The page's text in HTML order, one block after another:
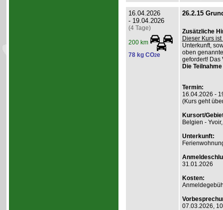
16.04.2026
- 19.04.2026
(4 Tage)
200 km
78 kg CO2e
26.2.15
Zusätzliche
Dieser Kurs ist
Unterkunft,
oben
gefordert! Das
Die
Termin:
16.04.2026 -
(Kurs geht
Kursort/
Belgien -
Unterkunft:
31.01.2026
Kosten:
07.03.2026,